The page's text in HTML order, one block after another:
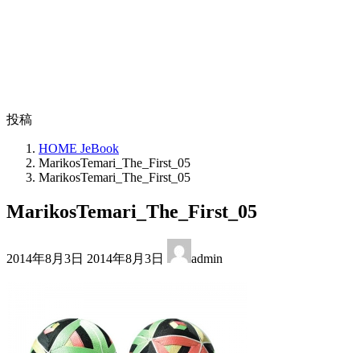
投稿
HOME JeBook
MarikosTemari_The_First_05
MarikosTemari_The_First_05
MarikosTemari_The_First_05
2014年8月3日 終
時
:
2014年8月3日 admin